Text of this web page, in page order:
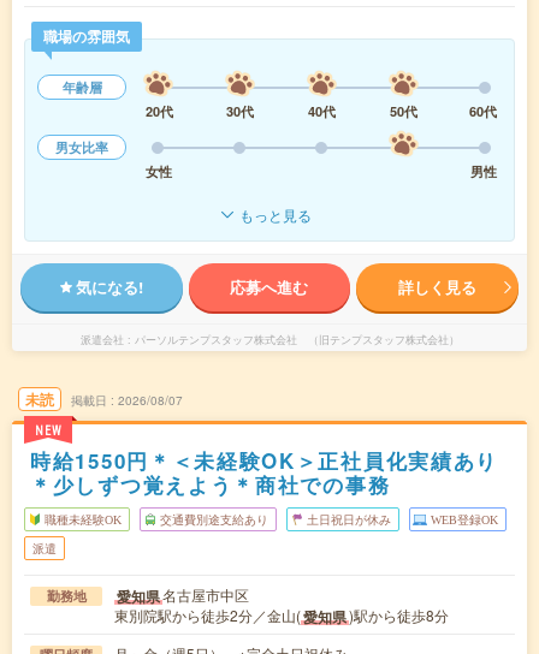
職場の雰囲気
年齢層
20代
30代 40代 50代
60代
男女比率
女性
男性
もっと見る
気になる! 応募へ進む 詳しく見る
派遣会社 パーソルテンプスタッフ株式会社 （旧テンプスタッフ株式会社）
未読
NEW
掲載日 2026/08/07
時給1550円＊＜未経験OK＞正社員化実績あり
＊少しずつ覚えよう＊商社での事務
職種未経験OK 交通費別途支給あり 土日祝日が休み WEB登録OK
派遣
勤務地 愛知県名古屋市中区
東別院駅から徒歩2分／金山(愛知県)駅から徒歩8分